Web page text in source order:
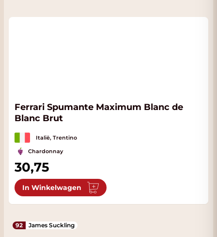
Ferrari Spumante Maximum Blanc de
Blanc Brut
Italië, Trentino
Chardonnay
30,75
In Winkelwagen
92 James Suckling